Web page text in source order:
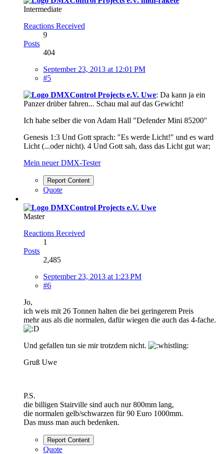
Intermediate
Reactions Received
9
Posts
404
September 23, 2013 at 12:01 PM
#5
Uwe: Da kann ja ein
Panzer drüber fahren... Schau mal auf das Gewicht!
Ich habe selber die von Adam Hall "Defender Mini 85200"
Genesis 1:3 Und Gott sprach: "Es werde Licht!" und es ward
Licht (...oder nicht). 4 Und Gott sah, dass das Licht gut war;
Mein neuer DMX-Tester
Report Content
Quote
Uwe
Master
Reactions Received
1
Posts
2,485
September 23, 2013 at 1:23 PM
#6
Jo,
ich weis mit 26 Tonnen halten die bei geringerem Preis
mehr aus als die normalen, dafür wiegen die auch das 4-fache.
Und gefallen tun sie mir trotzdem nicht.
Gruß Uwe
P.S.
die billigen Stairville sind auch nur 800mm lang,
die normalen gelb/schwarzen für 90 Euro 1000mm.
Das muss man auch bedenken.
Report Content
Quote